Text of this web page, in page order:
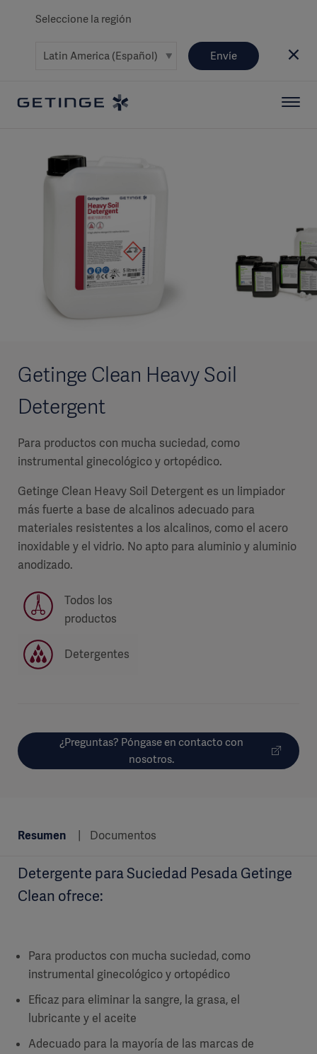
Seleccione la región
Envíe
Getinge Clean Heavy Soil
Detergent
Para productos con mucha suciedad, como
instrumental ginecológico y ortopédico.
Getinge Clean Heavy Soil Detergent es un limpiador
más fuerte a base de alcalinos adecuado para
materiales resistentes a los alcalinos, como el acero
inoxidable y el vidrio. No apto para aluminio y aluminio
anodizado.
Todos los
productos
Detergentes
¿Preguntas? Póngase en contacto con
nosotros.
Resumen Documentos
Detergente para Suciedad Pesada Getinge
Clean ofrece:
​Para productos con mucha suciedad, como
instrumental ginecológico y ortopédico
Eficaz para eliminar la sangre, la grasa, el
lubricante y el aceite
Adecuado para la mayoría de las marcas de